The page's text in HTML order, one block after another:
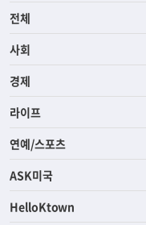
전체
사회
경제
라이프
연예/스포츠
ASK미국
HelloKtown